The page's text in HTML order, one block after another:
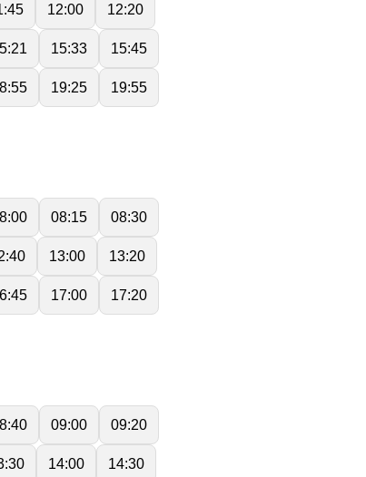
12:00 12:20
15:33 15:45
19:25 19:55
08:15 08:30
13:00 13:20
17:00 17:20
09:00 09:20
14:00 14:30